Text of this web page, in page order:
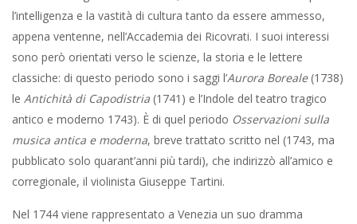
l’intelligenza e la vastità di cultura tanto da essere ammesso,
appena ventenne, nell’Accademia dei Ricovrati. I suoi interessi
sono però orientati verso le scienze, la storia e le lettere
classiche: di questo periodo sono i saggi l’Aurora Boreale(1738)
le Antichità di Capodistria (1741) e l’Indole del teatro tragico
antico e moderno 1743). È di quel periodo Osservazioni sulla
musica antica e moderna, breve trattato scritto nel (1743, ma
pubblicato solo quarant’anni più tardi), che indirizzò all’amico e
corregionale, il violinista Giuseppe Tartini.
Nel 1744 viene rappresentato a Venezia un suo dramma